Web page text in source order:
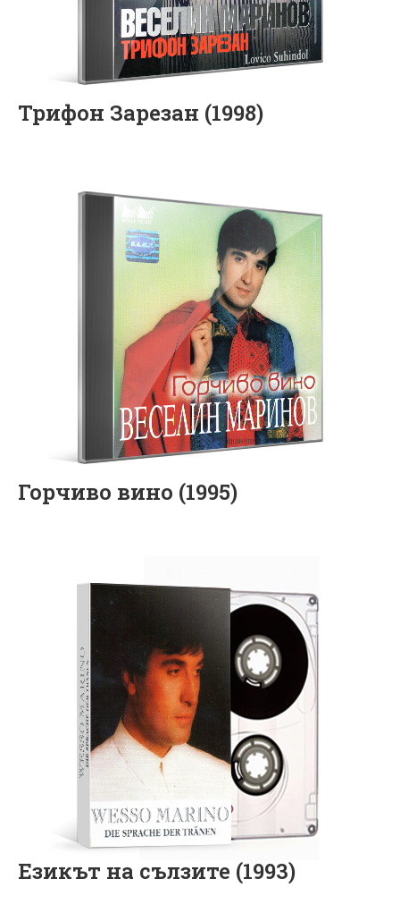
Трифон Зарезан (1998)
Горчиво вино (1995)
Езикът на сълзите (1993)